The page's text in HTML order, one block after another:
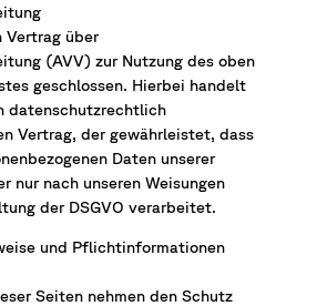
Vertrag über
(AVV) zur Nutzung des oben
geschlossen. Hierbei handelt
datenschutzrechtlich
Vertrag, der gewährleistet, dass
Daten unserer
nur nach unseren Weisungen
der DSGVO verarbeitet.
und Pflichtinformationen
Seiten nehmen den Schutz